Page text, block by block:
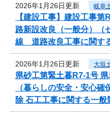
2026年1月26日更新 岐阜
【建設工事】建設工事
路新設改良（一般分）（
線 道路改良工事に関す
2026年1月26日更新 大垣
県砂工第緊土暮R7-1号
（暮らしの安全・安心
除 石工工事に関する一般